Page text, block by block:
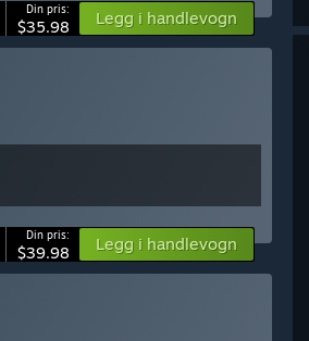
Din pris:
$35.98 Legg i handlevogn
Din pris:
$39.98 Legg i handlevogn